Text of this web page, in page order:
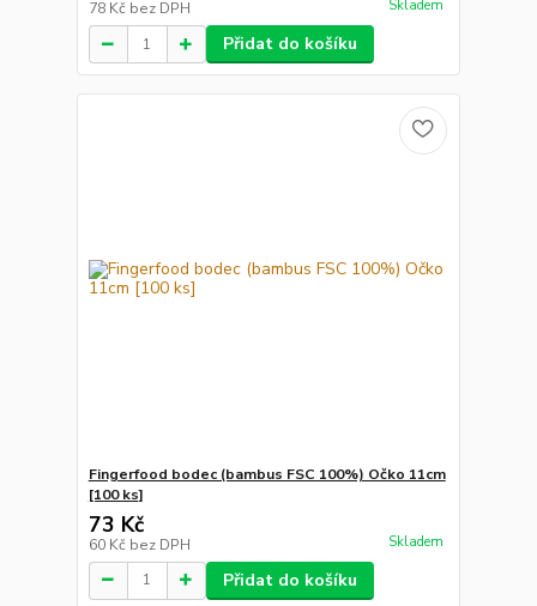
78 Kč bez DPH Skladem
Přidat do košíku
Fingerfood bodec (bambus FSC 100%) Očko 11cm
[100 ks]
73 Kč
60 Kč bez DPH Skladem
Přidat do košíku